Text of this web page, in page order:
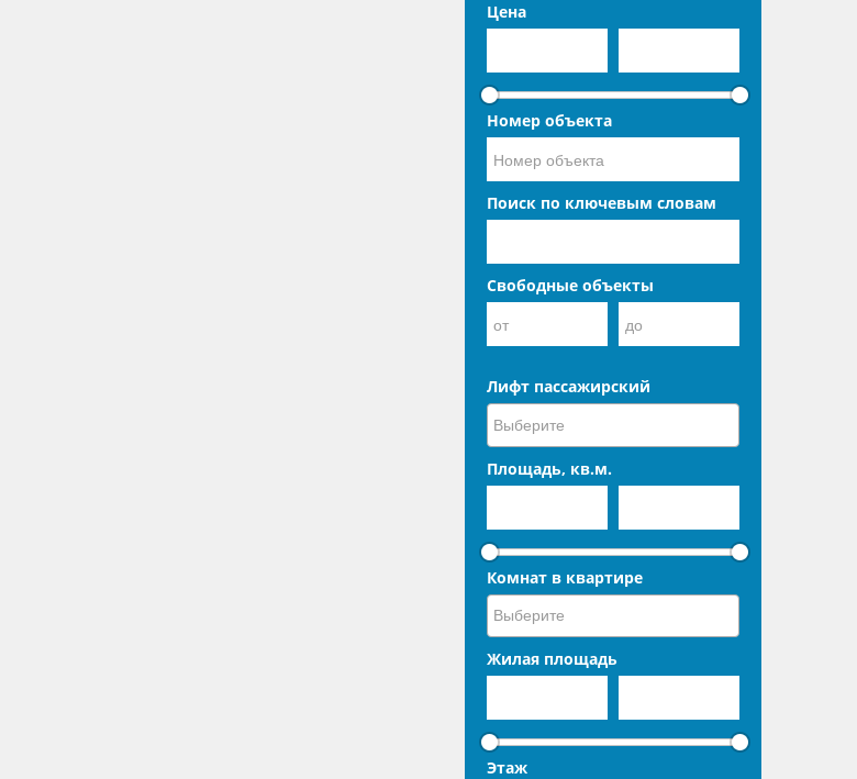
Цена
Номер объекта
Поиск по ключевым словам
Свободные объекты
Лифт пассажирский
Площадь, кв.м.
Комнат в квартире
Жилая площадь
Этаж